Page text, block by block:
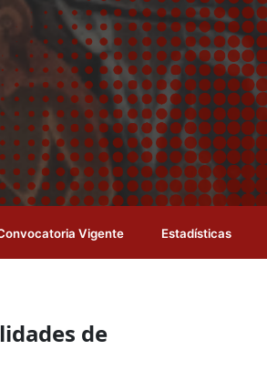
Vigente Estadísticas
de